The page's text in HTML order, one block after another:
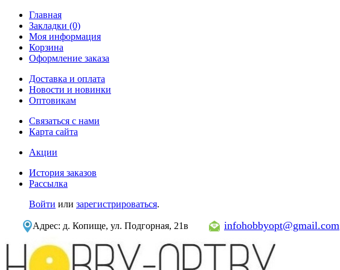
Главная
Закладки (0)
Моя информация
Корзина
Оформление заказа
Доставка и оплата
Новости и новинки
Оптовикам
Связаться с нами
Карта сайта
Акции
История заказов
Рассылка
Войти или зарегистрироваться.
Адрес: д. Копище, ул. Подгорная, 21в infohobbyopt@gmail.com